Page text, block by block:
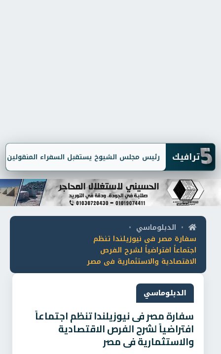
5ترافيكرئيس مجلس الشيوخ يستقبل السفراء المنقولين لرئاسة
• الدبلوماسي •
سفارة مصر فى نيوزيلندا تنظم
اجتماعاً افتراضياً لشرح الفرص
الاقتصادية والاستثمارية فى مصر
الدبلوماسي
سفارة مصر فى نيوزيلندا تنظم اجتماعاً
افتراضياً لشرح الفرص الاقتصادية
والاستثمارية فى مصر